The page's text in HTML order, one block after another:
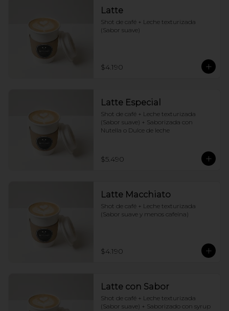
Latte
Shot de café + Leche texturizada
(Sabor suave)
$4.190
Latte Especial
Shot de café + Leche texturizada
(Sabor suave) + Saborizada con
Nutella o Dulce de leche
$5.490
Latte Macchiato
Shot de café + Leche texturizada
(Sabor suave y menos cafeina)
$4.190
Latte con Sabor
Shot de café + Leche texturizada
(Sabor suave) + Saborizado con syrup